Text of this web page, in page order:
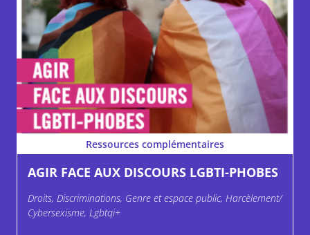
Ressources complémentaires
AGIR FACE AUX DISCOURS LGBTI-PHOBES
Droits, Discriminations, Genre et espace public, Harcèlement/
Cybersexisme, Lgbtqi+